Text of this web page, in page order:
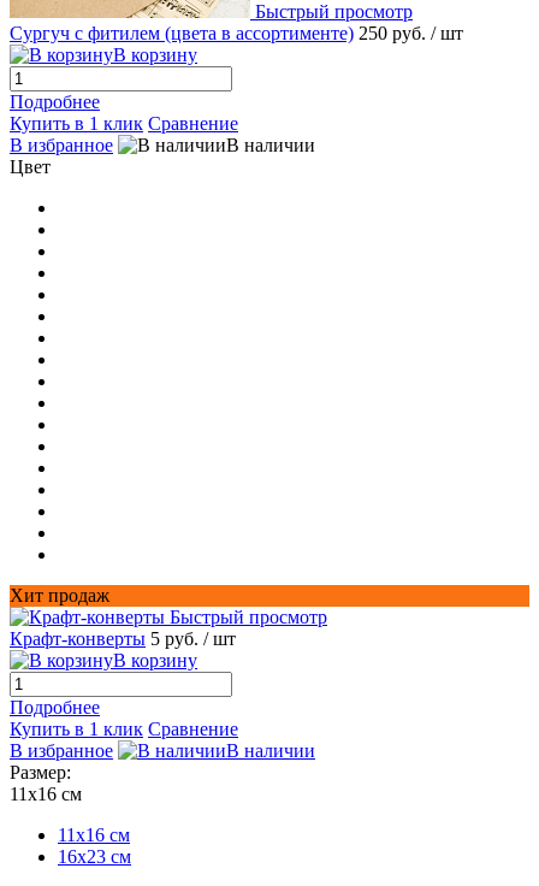
Быстрый просмотр
Сургуч с фитилем (цвета в ассортименте) 250 руб. / шт
В корзину
Подробнее
Купить в 1 клик Сравнение
В избранное
В наличии
Цвет
Хит продаж
Быстрый просмотр
Крафт-конверты 5 руб. / шт
В корзину
Подробнее
Купить в 1 клик Сравнение
В избранное
В наличии
Размер:
11х16 см
11х16 см
16x23 см